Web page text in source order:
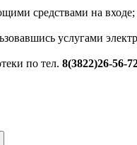
средствами на входе;
услугами
по тел. 8(3822)26-56-